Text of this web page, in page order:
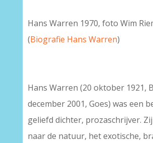
Hans Warren 1970, foto Wim
(Biografie Hans Warren)
Hans Warren (20 oktober 1921,
december 2001, Goes) was een
geliefd dichter, prozaschrijver.
naar de natuur, het exotische,